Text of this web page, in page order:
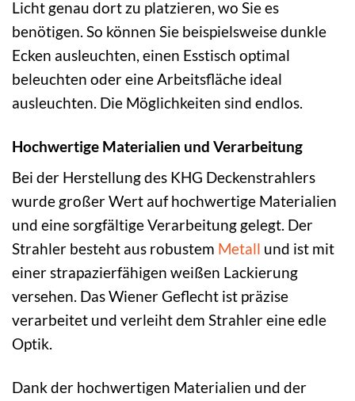
Licht genau dort zu platzieren, wo Sie es
benötigen. So können Sie beispielsweise dunkle
Ecken ausleuchten, einen Esstisch optimal
beleuchten oder eine Arbeitsfläche ideal
ausleuchten. Die Möglichkeiten sind endlos.
Hochwertige Materialien und Verarbeitung
Bei der Herstellung des KHG Deckenstrahlers
wurde großer Wert auf hochwertige Materialien
und eine sorgfältige Verarbeitung gelegt. Der
Strahler besteht aus robustem Metall und ist mit
einer strapazierfähigen weißen Lackierung
versehen. Das Wiener Geflecht ist präzise
verarbeitet und verleiht dem Strahler eine edle
Optik.
Dank der hochwertigen Materialien und der